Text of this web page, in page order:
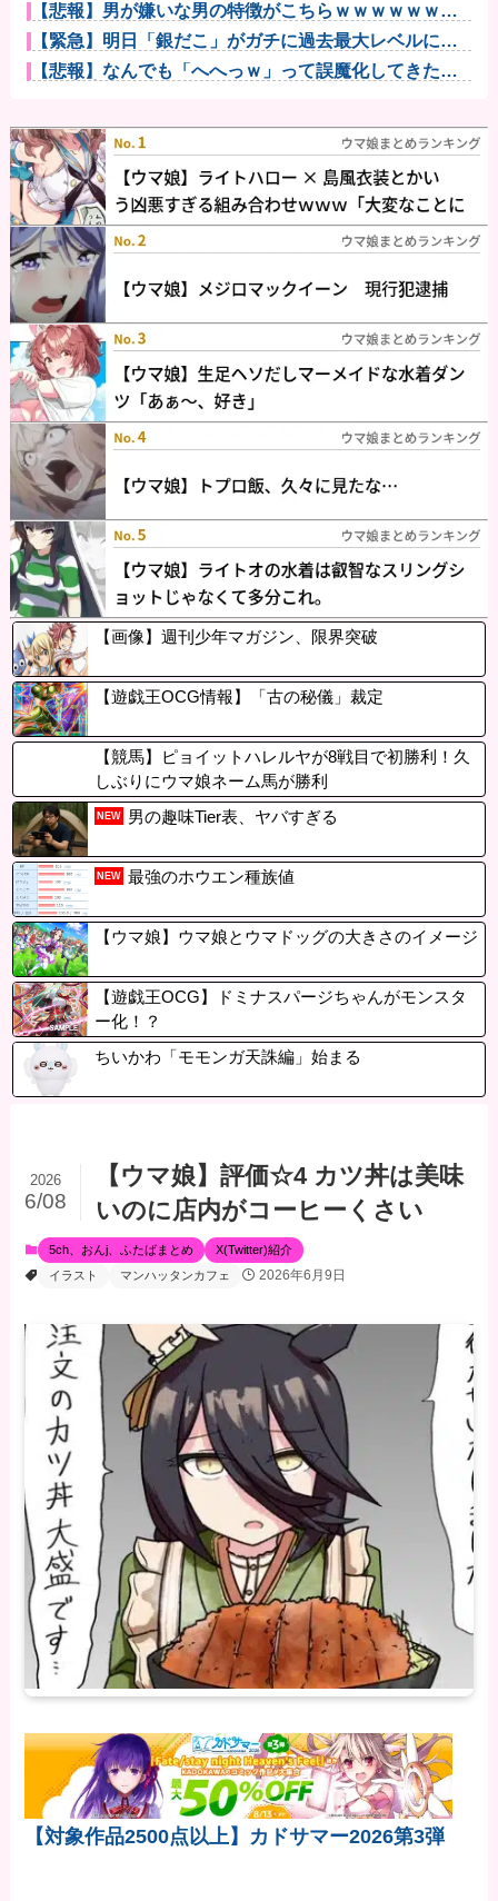
【悲報】男が嫌いな男の特徴がこちらｗｗｗｗｗｗｗ
ｗｗｗ
【緊急】明日「銀だこ」がガチに過去最大レベルに混
みそうwww...
【悲報】なんでも「へへっｗ」って誤魔化してきたワ
【画像】週刊少年マガジン、限界突破
【遊戯王OCG情報】「古の秘儀」裁定
【競馬】ピョイットハレルヤが8戦目で初勝利！久
しぶりにウマ娘ネーム馬が勝利
NEW 男の趣味Tier表、ヤバすぎる
NEW 最強のホウエン種族値
【ウマ娘】ウマ娘とウマドッグの大きさのイメージ
【遊戯王OCG】ドミナスパージちゃんがモンスタ
ー化！？
ちいかわ「モモンガ天誅編」始まる
【ウマ娘】評価☆4 カツ丼は美味
いのに店内がコーヒーくさい
2026
6/08
5ch、おんj、ふたばまとめ
X(Twitter)紹介
イラスト
マンハッタンカフェ 2026年6月9日
【対象作品2500点以上】カドサマー2026第3弾